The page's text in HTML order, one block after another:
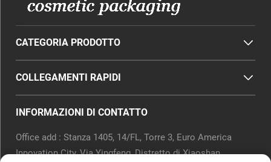
CATEGORIA PRODOTTO
COLLEGAMENTI RAPIDI
INFORMAZIONI DI CONTATTO
Office add : Stanza 1405, 14/FL, Torre 3, Euro America
Innovation City, Via Yingfeng, Distretto di Xiaoshan,